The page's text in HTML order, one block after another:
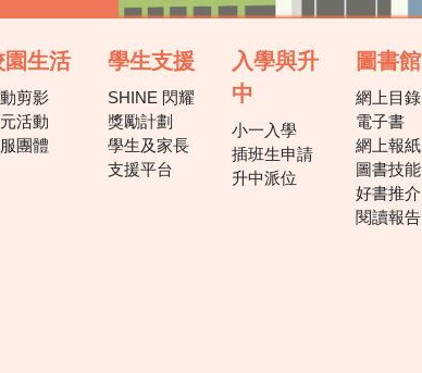
園生活
剪影
活動
團體
學生支援
SHINE 閃耀
獎勵計劃
學生及家長
支援平台
入學與升
中
小一入學
插班生申請
升中派位
圖書館
網上目錄
電子書
網上報紙
圖書技能
好書推介
閱讀報告